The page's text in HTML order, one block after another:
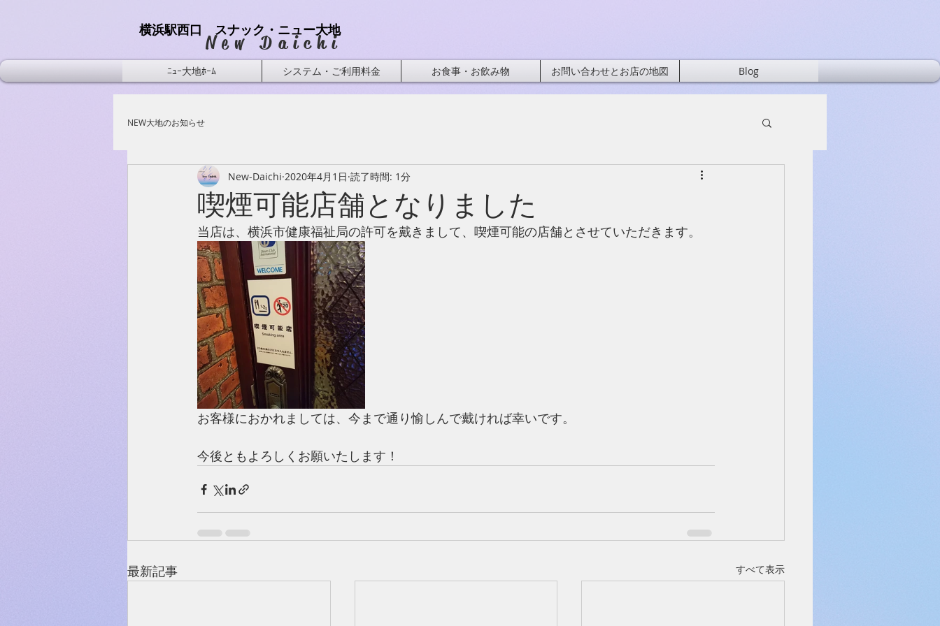
​New Daichi
横浜駅西口 スナック・ニュー大地
ﾆｭｰ大地ﾎｰﾑ システム・ご利用料金 お食事・お飲み物 お問い合わせとお店の地図 Blog
NEW大地のお知らせ
喫煙可能店舗となりました
New-Daichi 2020年4月1日 読了時間: 1分
当店は、横浜市健康福祉局の許可を戴きまして、喫煙可能の店舗とさせていただきます。
お客様におかれましては、今まで通り愉しんで戴ければ幸いです。
今後ともよろしくお願いたします！
最新記事 すべて表示